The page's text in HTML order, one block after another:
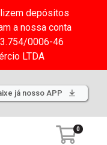
depósitos
a nossa conta
0006-46
LTDA
já nosso APP
0